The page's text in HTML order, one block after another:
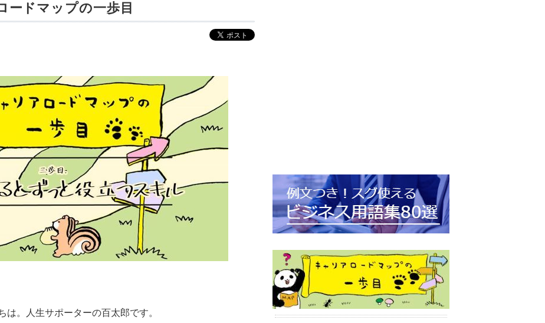
ドマップの一歩目
。人生サポーターの百太郎です。